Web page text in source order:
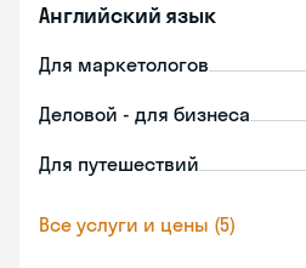
Английский язык
Для маркетологов
Деловой - для бизнеса
Для путешествий
Все услуги и цены (5)